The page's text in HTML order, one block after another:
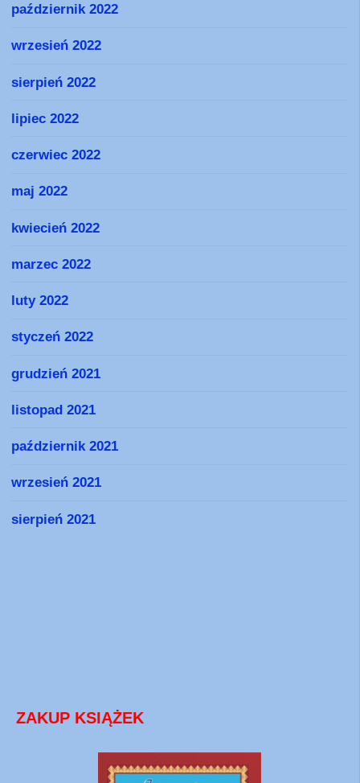
październik 2022
wrzesień 2022
sierpień 2022
lipiec 2022
czerwiec 2022
maj 2022
kwiecień 2022
marzec 2022
luty 2022
styczeń 2022
grudzień 2021
listopad 2021
październik 2021
wrzesień 2021
sierpień 2021
ZAKUP KSIĄŻEK